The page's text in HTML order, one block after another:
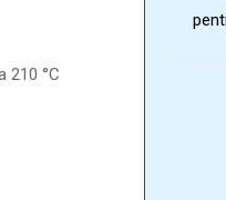
210 °C